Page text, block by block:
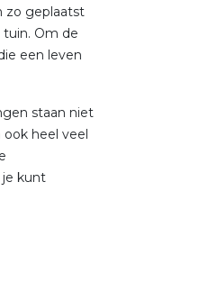
zo geplaatst
Om de
een leven
staan niet
heel veel
je kunt